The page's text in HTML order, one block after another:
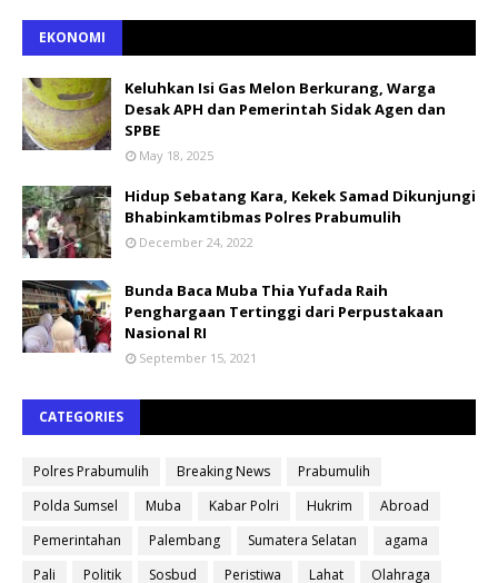
EKONOMI
Keluhkan Isi Gas Melon Berkurang, Warga
Desak APH dan Pemerintah Sidak Agen dan
SPBE
May 18, 2025
Hidup Sebatang Kara, Kekek Samad Dikunjungi
Bhabinkamtibmas Polres Prabumulih
December 24, 2022
Bunda Baca Muba Thia Yufada Raih
Penghargaan Tertinggi dari Perpustakaan
Nasional RI
September 15, 2021
CATEGORIES
Polres Prabumulih Breaking News
Prabumulih
Polda Sumsel
Muba Kabar Polri Hukrim
Abroad
Pemerintahan
Palembang Sumatera Selatan
agama
Pali
Politik Sosbud Peristiwa Lahat
Olahraga